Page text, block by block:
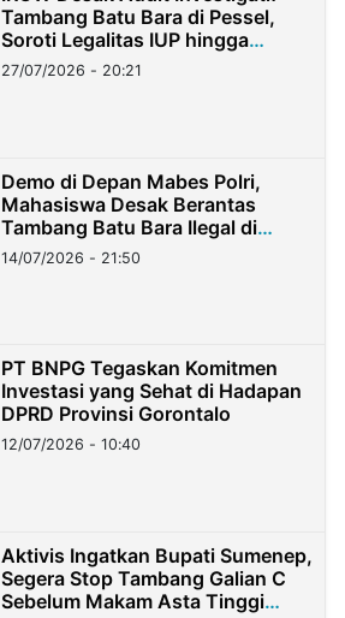
Tambang Batu Bara di Pessel,
Soroti Legalitas IUP hingga
Stockpile
27/07/2026 - 20:21
Demo di Depan Mabes Polri,
Mahasiswa Desak Berantas
Tambang Batu Bara Ilegal di
Lampung
14/07/2026 - 21:50
PT BNPG Tegaskan Komitmen
Investasi yang Sehat di Hadapan
DPRD Provinsi Gorontalo
12/07/2026 - 10:40
Aktivis Ingatkan Bupati Sumenep,
Segera Stop Tambang Galian C
Sebelum Makam Asta Tinggi